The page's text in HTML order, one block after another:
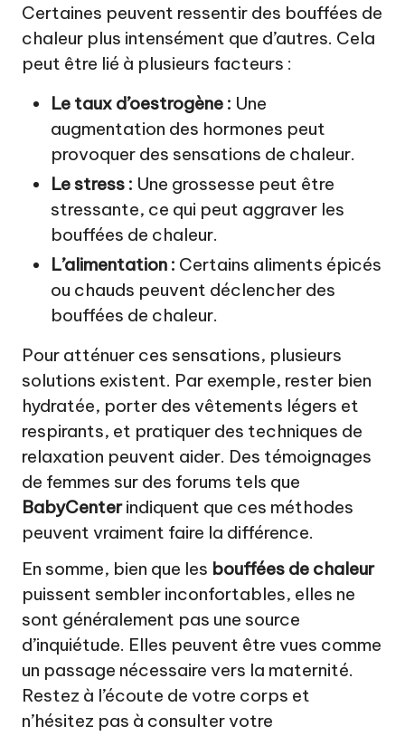
Certaines peuvent ressentir des bouffées de
chaleur plus intensément que d’autres. Cela
peut être lié à plusieurs facteurs :
Le taux d’oestrogène : Une
augmentation des hormones peut
provoquer des sensations de chaleur.
Le stress : Une grossesse peut être
stressante, ce qui peut aggraver les
bouffées de chaleur.
L’alimentation : Certains aliments épicés
ou chauds peuvent déclencher des
bouffées de chaleur.
Pour atténuer ces sensations, plusieurs
solutions existent. Par exemple, rester bien
hydratée, porter des vêtements légers et
respirants, et pratiquer des techniques de
relaxation peuvent aider. Des témoignages
de femmes sur des forums tels que
BabyCenterindiquent que ces méthodes
peuvent vraiment faire la différence.
En somme, bien que les bouffées de chaleur
puissent sembler inconfortables, elles ne
sont généralement pas une source
d’inquiétude. Elles peuvent être vues comme
un passage nécessaire vers la maternité.
Restez à l’écoute de votre corps et
n’hésitez pas à consulter votre